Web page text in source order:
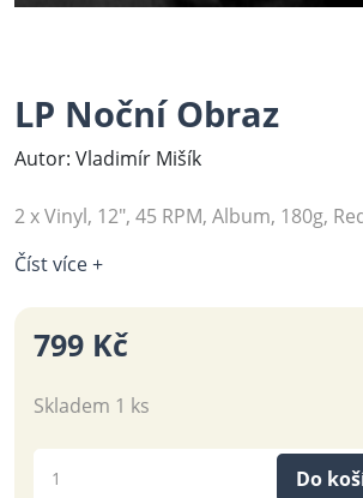
LP Noční Obraz
Autor: Vladimír Mišík
2 x Vinyl, 12", 45 RPM, Album, 180g,
Číst více +
799 Kč
Skladem 1 ks
Do